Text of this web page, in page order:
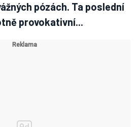
pózách. Ta poslední
provokativní...